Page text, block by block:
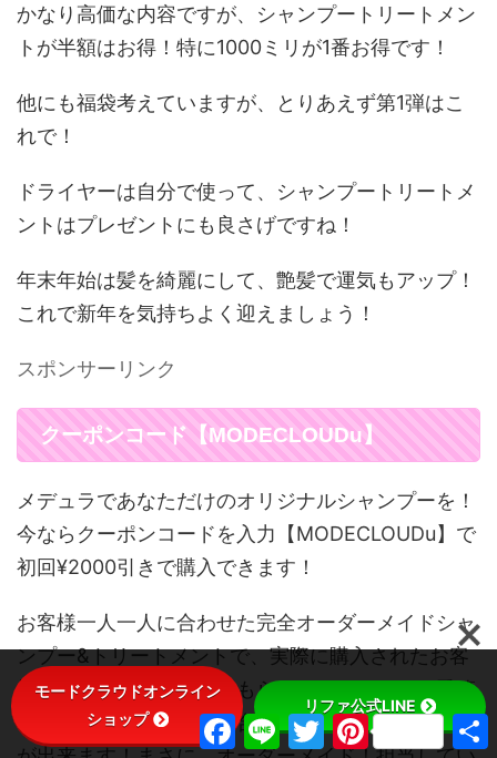
かなり高価な内容ですが、シャンプートリートメン
トが半額はお得！特に1000ミリが1番お得です！
他にも福袋考えていますが、とりあえず第1弾はこ
れで！
ドライヤーは自分で使って、シャンプートリートメ
ントはプレゼントにも良さげですね！
年末年始は髪を綺麗にして、艶髪で運気もアップ！
これで新年を気持ちよく迎えましょう！
スポンサーリンク
クーポンコード【MODECLOUDu】
メデュラであなただけのオリジナルシャンプーを！
今ならクーポンコードを入力【MODECLOUDu】で
初回¥2000引きで購入できます！
お客様一人一人に合わせた完全オーダーメイドシャ
ンプー&トリートメントで、実際に購入されたお客
様はリピートして使ってもらってます。また、季節
や髪質のその時の状態に合わせて処方を変えること
F
a
L
i
T
w
P
i
モードクラウドオンライン
ショップ
リファ公式LINE